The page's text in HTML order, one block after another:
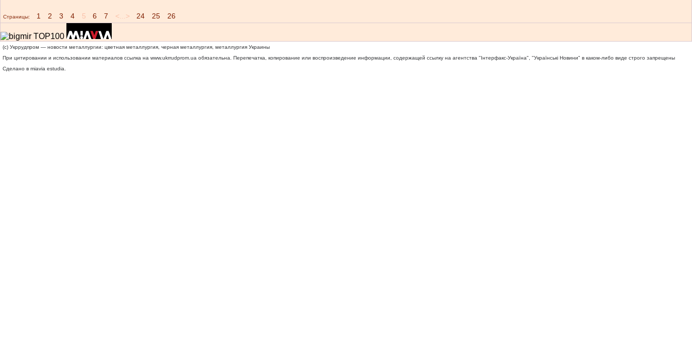
Страницы: 1 2 3 4 5 6 7 <...> 24 25 26
(c) Укррудпром — новости металлургии: цветная металлургия, черная металлургия, металлургия Украины
При цитировании и использовании материалов ссылка на www.ukrrudprom.ua обязательна. Перепечатка, копирование или воспроизведение информации, содержащей ссылку на агентства "Iнтерфакс-Україна", "Українськi Новини" в каком-либо виде строго запрещены
Сделано в miavia estudia.